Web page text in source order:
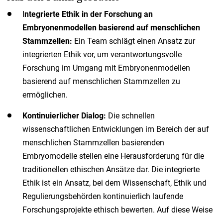
Integrierte Ethik in der Forschung an
Embryonenmodellen basierend auf menschlichen
Stammzellen: Ein Team schlägt einen Ansatz zur
integrierten Ethik vor, um verantwortungsvolle
Forschung im Umgang mit Embryonenmodellen
basierend auf menschlichen Stammzellen zu
ermöglichen.
Kontinuierlicher Dialog: Die schnellen
wissenschaftlichen Entwicklungen im Bereich der auf
menschlichen Stammzellen basierenden
Embryomodelle stellen eine Herausforderung für die
traditionellen ethischen Ansätze dar. Die integrierte
Ethik ist ein Ansatz, bei dem Wissenschaft, Ethik und
Regulierungsbehörden kontinuierlich laufende
Forschungsprojekte ethisch bewerten. Auf diese Weise